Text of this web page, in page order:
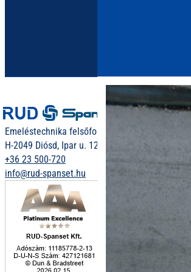
Megtekintés >
Láncfüggeszték
Emeléstechnika felsőfokon
H-2049 Diósd, Ipar u. 12.
+36 23 500-720
info@rud-spanset.hu